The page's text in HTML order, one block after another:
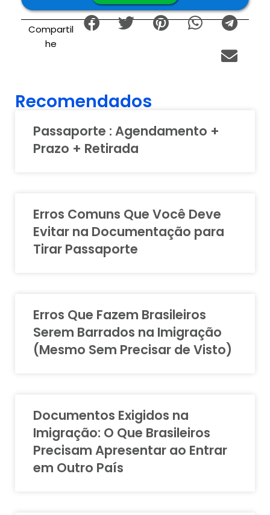
Compartil
he
Recomendados
Passaporte : Agendamento +
Prazo + Retirada
Erros Comuns Que Você Deve
Evitar na Documentação para
Tirar Passaporte
Erros Que Fazem Brasileiros
Serem Barrados na Imigração
(Mesmo Sem Precisar de Visto)
Documentos Exigidos na
Imigração: O Que Brasileiros
Precisam Apresentar ao Entrar
em Outro País